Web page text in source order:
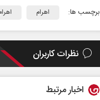
برچسب ها: اهرام
نظرات کاربران
اخبار مرتبط